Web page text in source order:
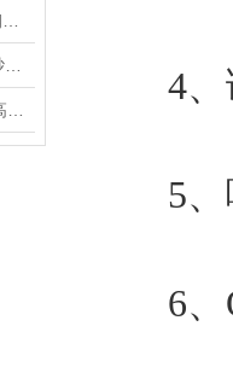
4、调
5、喷
6、O